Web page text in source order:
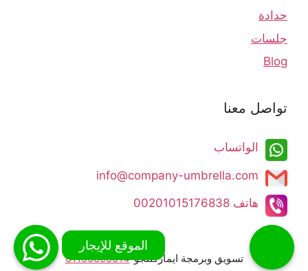
حدادة
جلسات
Blog
تواصل معنا
الواتساب
info@company-umbrella.com​​​​
هاتف 00201015176838​
تسويق وبرمجة ايماركتنجو 01155099014